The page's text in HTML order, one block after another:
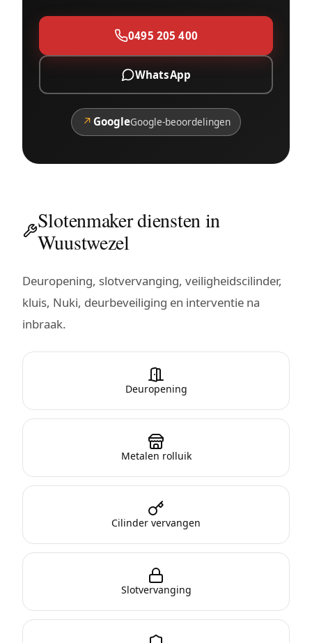
0495 205 400
WhatsApp
↗ GoogleGoogle-beoordelingen
Slotenmaker diensten in
Wuustwezel
Deuropening, slotvervanging, veiligheidscilinder,
kluis, Nuki, deurbeveiliging en interventie na
inbraak.
Deuropening
Metalen rolluik
Cilinder vervangen
Slotvervanging